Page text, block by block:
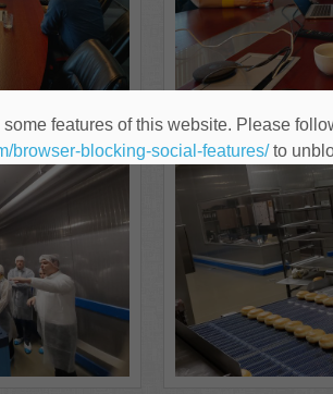
features of this website. Please
browser-blocking-social-features/to